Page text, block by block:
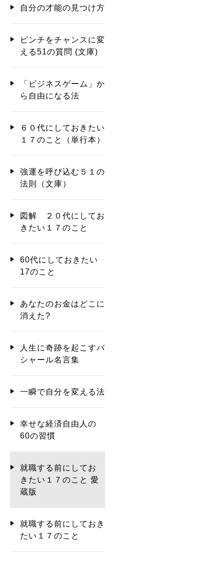
自分の才能の見つけ方
ピンチをチャンスに変
える51の質問 (文庫)
「ビジネスゲーム」か
ら自由になる法
６０代にしておきたい
１７のこと（単行本）
強運を呼び込む５１の
法則（文庫）
図解 ２０代にしてお
きたい１７のこと
60代にしておきたい
17のこと
あなたのお金はどこに
消えた?
人生に奇跡を起こすバ
シャール名言集
一瞬で自分を変える法
幸せな経済自由人の
60の習慣
就職する前にしてお
きたい１７のこと 愛
蔵版
就職する前にしておき
たい１７のこと